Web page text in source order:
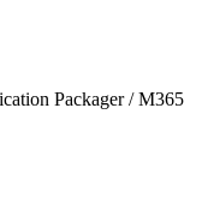
Packager / M365